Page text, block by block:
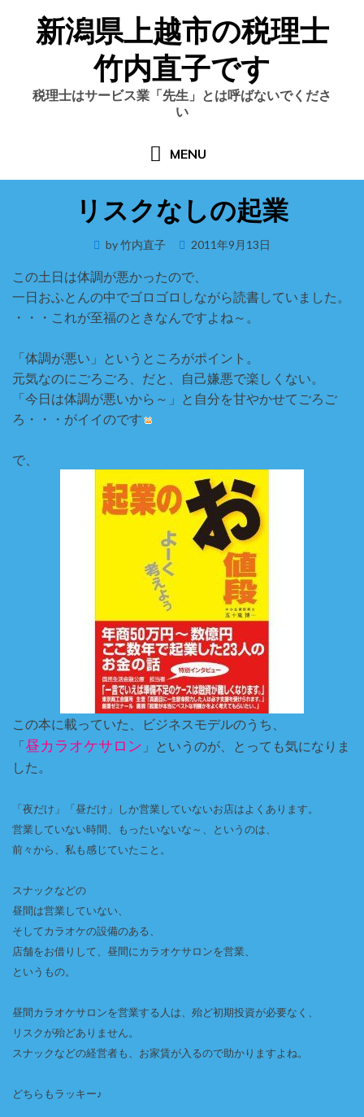
content
新潟県上越市の税理士
竹内直子です
税理士はサービス業「先生」とは呼ばないでくださ
い
MENU
リスクなしの起業
by竹内直子
Posted
2011年9月13日
この土日は体調が悪かったので、
一日おふとんの中でゴロゴロしながら読書していました。
・・・これが至福のときなんですよね～。
「体調が悪い」というところがポイント。
元気なのにごろごろ、だと、自己嫌悪で楽しくない。
「今日は体調が悪いから～」と自分を甘やかせてごろご
ろ・・・がイイのです
で、
この本に載っていた、ビジネスモデルのうち、
「昼カラオケサロン 」というのが、とっても気になりま
した。
「夜だけ」「昼だけ」しか営業していないお店はよくあります。
営業していない時間、もったいないな～、というのは、
前々から、私も感じていたこと。
スナックなどの
昼間は営業していない、
そしてカラオケの設備のある、
店舗をお借りして、昼間にカラオケサロンを営業、
というもの。
昼間カラオケサロンを営業する人は、 殆ど初期投資が必要なく、
リスクが殆どありません。
スナックなどの経営者も、お家賃が入るので助かりますよね。
どちらもラッキー♪